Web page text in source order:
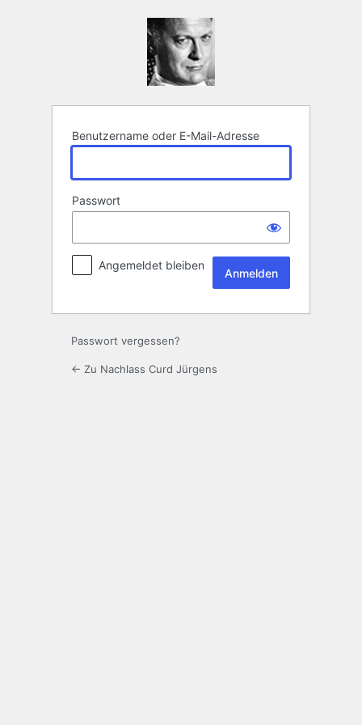
Benutzername oder E-Mail-Adresse
Passwort
Angemeldet bleiben
Passwort vergessen?
← Zu Nachlass Curd Jürgens